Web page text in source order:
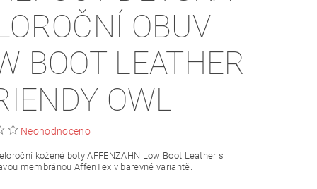
OBUV
BOOT LEATHER
OWL
Neohodnoceno
kožené boty AFFENZAHN Low Boot Leather s
membránou AffenTex v barevné variantě.